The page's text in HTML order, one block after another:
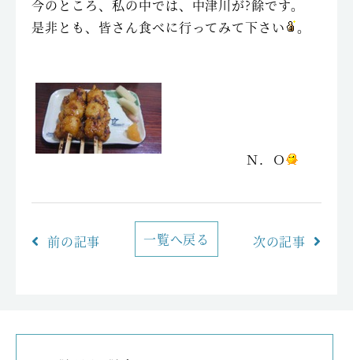
今のところ、私の中では、中津川が?餘です。
是非とも、皆さん食べに行ってみて下さい
。
Ｎ．Ｏ
前の記事 一覧へ戻る 次の記事